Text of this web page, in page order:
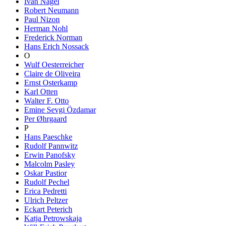
Robert Neumann
Paul Nizon
Herman Nohl
Frederick Norman
Hans Erich Nossack
O
Wulf Oesterreicher
Claire de Oliveira
Ernst Osterkamp
Karl Otten
Walter F. Otto
Emine Sevgi Özdamar
Per Øhrgaard
P
Hans Paeschke
Rudolf Pannwitz
Erwin Panofsky
Malcolm Pasley
Oskar Pastior
Rudolf Pechel
Erica Pedretti
Ulrich Peltzer
Eckart Peterich
Katja Petrowskaja